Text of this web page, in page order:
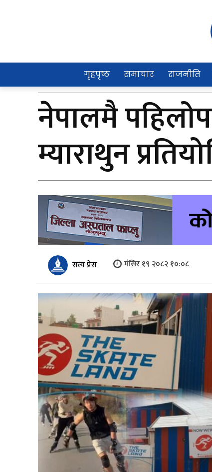
गृहपृष्ठ समाचार राजनीति
नेपालमै
म्याराथुन
सत्य प्रेस मंसिर १९ २०८२ १०:०८